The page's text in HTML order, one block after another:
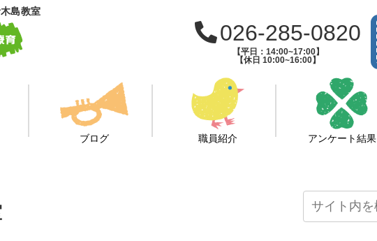
島教室
026-285-0820
【平日：14:00~17:00】
【休日 10:00~16:00】
ブログ 職員紹介 アンケート結果